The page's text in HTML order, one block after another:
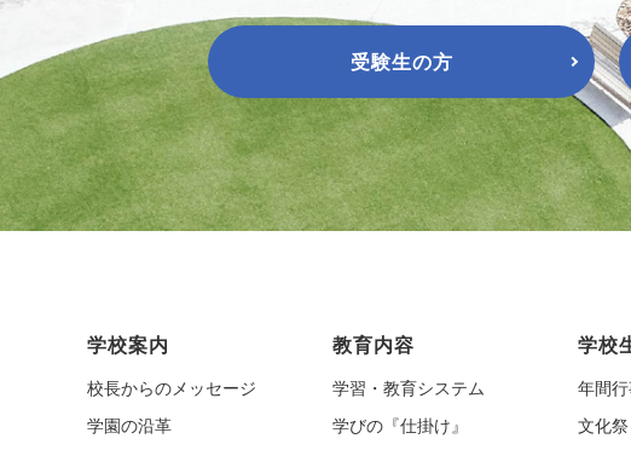
受験生の方
学校案内
校長からのメッセージ
学園の沿革
教育内容
学習・教育システム
学びの『仕掛け』
学校
年間
文化祭